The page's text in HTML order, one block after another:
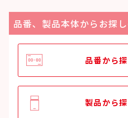
品番、製品本体からお探
品番から
製品から